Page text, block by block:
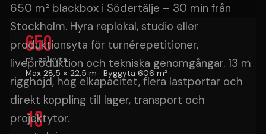
650 m² blackbox i Södertälje – 30 min från
Stockholm. Hyra replokal, studio eller
produktionsyta för turnérepetitioner,
liveproduktion och tekniska genomgångar. 13 m
rigghöjd, hög elkapacitet, flera lastportar och
direkt koppling till lager, transport och
projektytor.
650
m² golvyta
Max 28,5 × 22,5 m · Byggyta 606 m²
13